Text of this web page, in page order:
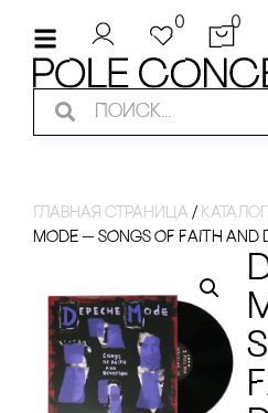
0 0
Главная страница / Каталог
MODE — SONGS OF FAITH AND